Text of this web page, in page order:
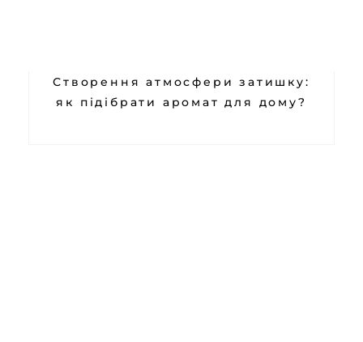
Створення атмосфери затишку:
як підібрати аромат для дому?